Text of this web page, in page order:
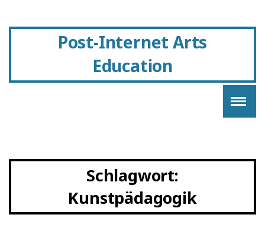
Post-Internet Arts
Education
Schlagwort:
Kunstpädagogik